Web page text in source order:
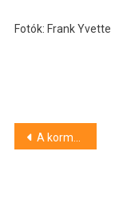
Fotók: Frank Yvette
Bejegyzés
A kormány lépései az LMP népszavazása ellen – tovább épülhetnek az akkumulátorgyárak